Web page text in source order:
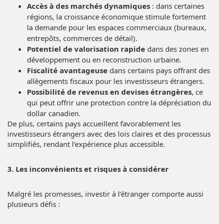
Accès à des marchés dynamiques : dans certaines
régions, la croissance économique stimule fortement
la demande pour les espaces commerciaux (bureaux,
entrepôts, commerces de détail).
Potentiel de valorisation rapide dans des zones en
développement ou en reconstruction urbaine.
Fiscalité avantageuse dans certains pays offrant des
allègements fiscaux pour les investisseurs étrangers.
Possibilité de revenus en devises étrangères, ce
qui peut offrir une protection contre la dépréciation du
dollar canadien.
De plus, certains pays accueillent favorablement les
investisseurs étrangers avec des lois claires et des processus
simplifiés, rendant l’expérience plus accessible.
3. Les inconvénients et risques à considérer
Malgré les promesses, investir à l’étranger comporte aussi
plusieurs défis :